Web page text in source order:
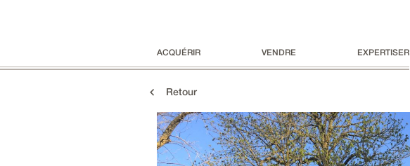
ACQUÉRIR VENDRE EXPERTISER
Retour